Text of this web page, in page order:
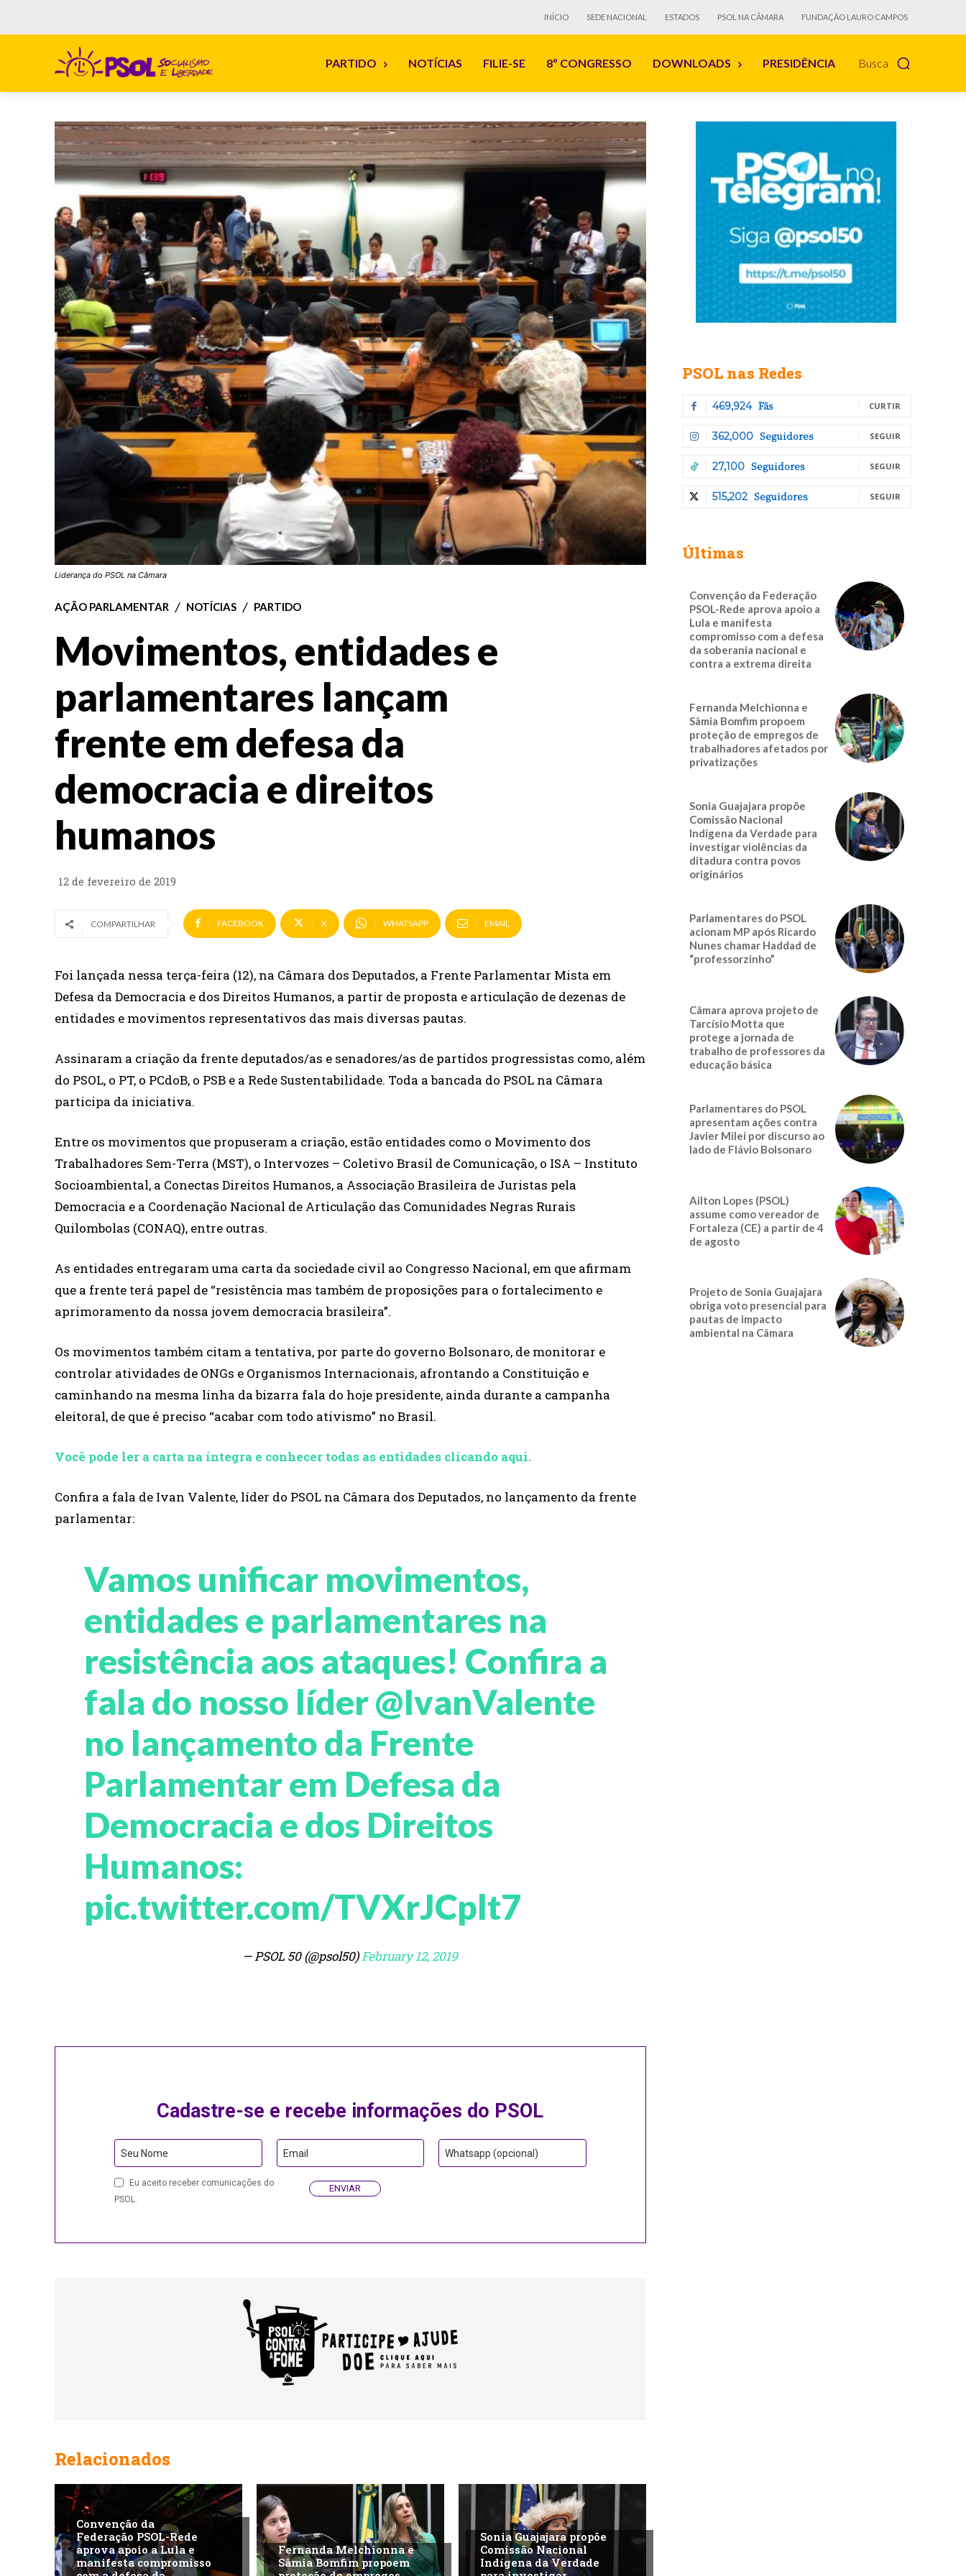
INÍCIO SEDE NACIONAL ESTADOS PSOL NA CÂMARA FUNDAÇÃO LAURO CAMPOS
Busca
PARTIDO NOTÍCIAS FILIE-SE 8º CONGRESSO DOWNLOADS PRESIDÊNCIA
Liderança do PSOL na Câmara
AÇÃO PARLAMENTAR NOTÍCIAS PARTIDO
Movimentos, entidades e
parlamentares lançam
frente em defesa da
democracia e direitos
humanos
12 de fevereiro de 2019
COMPARTILHAR FACEBOOK X WHATSAPP EMAIL
Foi lançada nessa terça-feira (12), na Câmara dos Deputados, a Frente Parlamentar Mista em
Defesa da Democracia e dos Direitos Humanos, a partir de proposta e articulação de dezenas de
entidades e movimentos representativos das mais diversas pautas.
Assinaram a criação da frente deputados/as e senadores/as de partidos progressistas como, além
do PSOL, o PT, o PCdoB, o PSB e a Rede Sustentabilidade. Toda a bancada do PSOL na Câmara
participa da iniciativa.
Entre os movimentos que propuseram a criação, estão entidades como o Movimento dos
Trabalhadores Sem-Terra (MST), o Intervozes – Coletivo Brasil de Comunicação, o ISA – Instituto
Socioambiental, a Conectas Direitos Humanos, a Associação Brasileira de Juristas pela
Democracia e a Coordenação Nacional de Articulação das Comunidades Negras Rurais
Quilombolas (CONAQ), entre outras.
As entidades entregaram uma carta da sociedade civil ao Congresso Nacional, em que afirmam
que a frente terá papel de “resistência mas também de proposições para o fortalecimento e
aprimoramento da nossa jovem democracia brasileira”.
Os movimentos também citam a tentativa, por parte do governo Bolsonaro, de monitorar e
controlar atividades de ONGs e Organismos Internacionais, afrontando a Constituição e
caminhando na mesma linha da bizarra fala do hoje presidente, ainda durante a campanha
eleitoral, de que é preciso “acabar com todo ativismo” no Brasil.
Você pode ler a carta na íntegra e conhecer todas as entidades clicando aqui.
Confira a fala de Ivan Valente, líder do PSOL na Câmara dos Deputados, no lançamento da frente
parlamentar:
Vamos unificar movimentos,
entidades e parlamentares na
resistência aos ataques! Confira a
fala do nosso líder@IvanValente
no lançamento da Frente
Parlamentar em Defesa da
Democracia e dos Direitos
Humanos:
pic.twitter.com/TVXrJCplt7
— PSOL 50 (@psol50)February 12, 2019
Cadastre-se e recebe informações do PSOL
Company
Name
Seu Nome Email Whatsapp (opcional)
Eu aceito receber comunicações do
PSOL.
ENVIAR
Relacionados
Convenção da
Federação PSOL-Rede
aprova apoio a Lula e
manifesta compromisso
Fernanda Melchionna e
Sâmia Bomfim propoem
Sonia Guajajara propõe
Comissão Nacional
Indígena da Verdade
PSOL nas Redes
469,924 Fãs CURTIR
362,000 Seguidores SEGUIR
27,100 Seguidores SEGUIR
515,202 Seguidores SEGUIR
Últimas
Convenção da Federação
PSOL-Rede aprova apoio a
Lula e manifesta
compromisso com a defesa
da soberania nacional e
contra a extrema direita
Fernanda Melchionna e
Sâmia Bomfim propoem
proteção de empregos de
trabalhadores afetados por
privatizações
Sonia Guajajara propõe
Comissão Nacional
Indígena da Verdade para
investigar violências da
ditadura contra povos
originários
Parlamentares do PSOL
acionam MP após Ricardo
Nunes chamar Haddad de
“professorzinho”
Câmara aprova projeto de
Tarcísio Motta que
protege a jornada de
trabalho de professores da
educação básica
Parlamentares do PSOL
apresentam ações contra
Javier Milei por discurso ao
lado de Flávio Bolsonaro
Ailton Lopes (PSOL)
assume como vereador de
Fortaleza (CE) a partir de 4
de agosto
Projeto de Sonia Guajajara
obriga voto presencial para
pautas de impacto
ambiental na Câmara